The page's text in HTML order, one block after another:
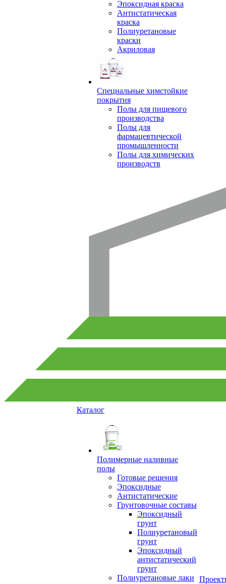
Эпоксидная краска
Антистатическая
краска
Полиуретановые
краски
Акриловая
Специальные химстойкие
покрытия
Полы для пищевого
производства
Полы для
фармацевтической
промышленности
Полы для химических
производств
Каталог
Полимерные наливные
полы
Готовые решения
Эпоксидные
Антистатические
Грунтовочные составы
Эпоксидный
грунт
Полиуретановый
грунт
Эпоксидный
антистатический
грунт
Полиуретановые лаки